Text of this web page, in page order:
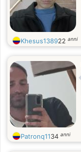
Khesus138922 anni
Patronq1134 anni